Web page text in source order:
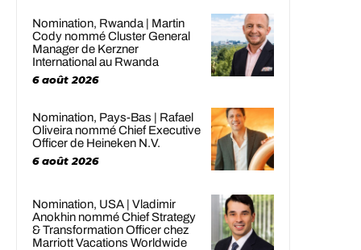
Nomination, Rwanda | Martin
Cody nommé Cluster General
Manager de Kerzner
International au Rwanda
6 août 2026
Nomination, Pays-Bas | Rafael
Oliveira nommé Chief Executive
Officer de Heineken N.V.
6 août 2026
Nomination, USA | Vladimir
Anokhin nommé Chief Strategy
& Transformation Officer chez
Marriott Vacations Worldwide